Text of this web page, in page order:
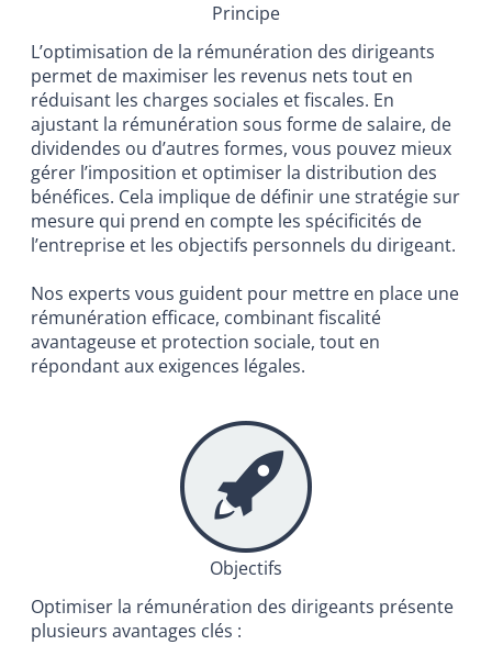
Principe
L’optimisation de la rémunération des dirigeants
permet de maximiser les revenus nets tout en
réduisant les charges sociales et fiscales. En
ajustant la rémunération sous forme de salaire, de
dividendes ou d’autres formes, vous pouvez mieux
gérer l’imposition et optimiser la distribution des
bénéfices. Cela implique de définir une stratégie sur
mesure qui prend en compte les spécificités de
l’entreprise et les objectifs personnels du dirigeant.
Nos experts vous guident pour mettre en place une
rémunération efficace, combinant fiscalité
avantageuse et protection sociale, tout en
répondant aux exigences légales.
Objectifs
Optimiser la rémunération des dirigeants présente
plusieurs avantages clés :